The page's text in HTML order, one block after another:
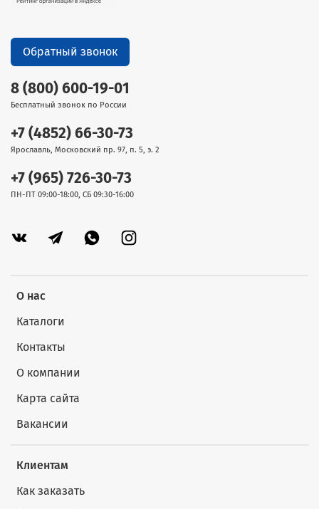
О нас
Каталоги
Контакты
О компании
Карта сайта
Вакансии
Клиентам
Как заказать
8 (800) 600-19-01
Бесплатный звонок по России
+7 (4852) 66-30-73
Ярославль, Московский пр. 97, п. 5, э. 2
+7 (965) 726-30-73
ПН-ПТ 09:00-18:00, СБ 09:30-16:00
Обратный звонок